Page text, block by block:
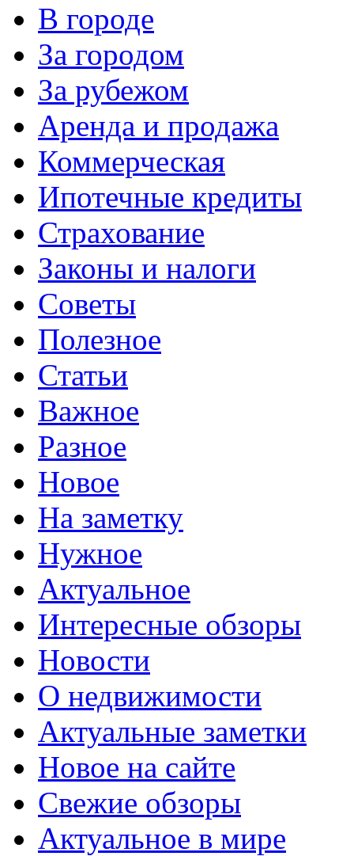
В городе
За городом
За рубежом
Аренда и продажа
Коммерческая
Ипотечные кредиты
Страхование
Законы и налоги
Советы
Полезное
Статьи
Важное
Разное
Новое
На заметку
Нужное
Актуальное
Интересные обзоры
Новости
О недвижимости
Актуальные заметки
Новое на сайте
Свежие обзоры
Актуальное в мире